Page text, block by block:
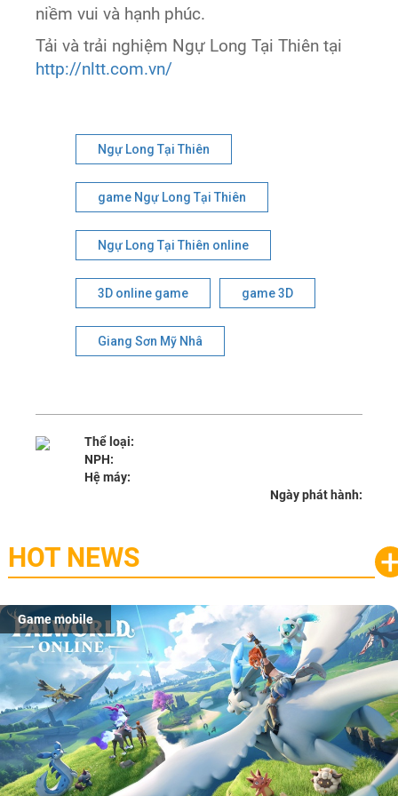
niềm vui và hạnh phúc.
Tải và trải nghiệm Ngự Long Tại Thiên tại
http://nltt.com.vn/
Ngự Long Tại Thiên
game Ngự Long Tại Thiên
Ngự Long Tại Thiên online
3D online game game 3D
Giang Sơn Mỹ Nhâ
Thể loại:
NPH:
Hệ máy:
Ngày phát hành:
HOT NEWS
Game mobile